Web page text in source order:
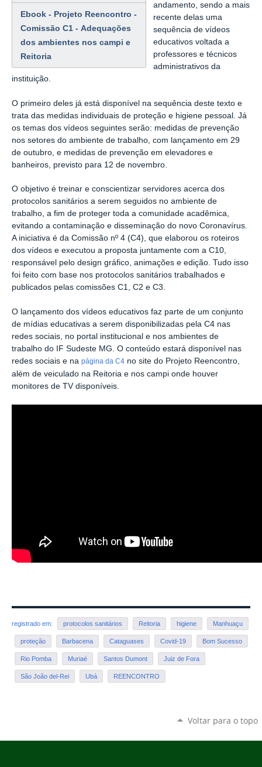
Ebook - Projeto Reencontro -
Comissão C1 - Adequações
dos ambientes nos campi e
Reitoria
andamento, sendo a mais
recente delas uma
sequência de vídeos
educativos voltada a
professores e técnicos
administrativos da
instituição.
O primeiro deles já está disponível na sequência deste texto e
trata das medidas individuais de proteção e higiene pessoal. Já
os temas dos vídeos seguintes serão: medidas de prevenção
nos setores do ambiente de trabalho, com lançamento em 29
de outubro, e medidas de prevenção em elevadores e
banheiros, previsto para 12 de novembro.
O objetivo é treinar e conscientizar servidores acerca dos
protocolos sanitários a serem seguidos no ambiente de
trabalho, a fim de proteger toda a comunidade acadêmica,
evitando a contaminação e disseminação do novo Coronavírus.
A iniciativa é da Comissão nº 4 (C4), que elaborou os roteiros
dos vídeos e executou a proposta juntamente com a C10,
responsável pelo design gráfico, animações e edição. Tudo isso
foi feito com base nos protocolos sanitários trabalhados e
publicados pelas comissões C1, C2 e C3.
O lançamento dos vídeos educativos faz parte de um conjunto
de mídias educativas a serem disponibilizadas pela C4 nas
redes sociais, no portal institucional e nos ambientes de
trabalho do IF Sudeste MG. O conteúdo estará disponível nas
redes sociais e na página da C4 no site do Projeto Reencontro,
além de veiculado na Reitoria e nos campi onde houver
monitores de TV disponíveis.
registrado em: protocolos sanitários Reitoria higiene Manhuaçu
proteção Barbacena Cataguases Covid-19 Bom Sucesso
Rio Pomba Muriaé Santos Dumont Juiz de Fora
São João del-Rei Ubá REENCONTRO
Voltar para o topo